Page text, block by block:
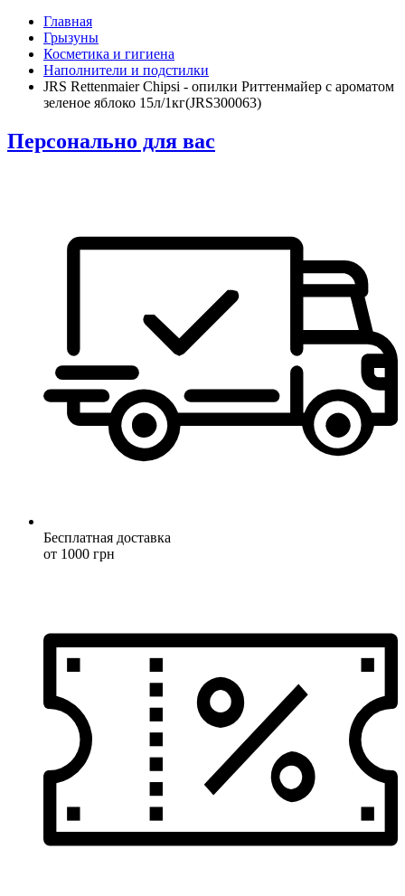
Главная
Грызуны
Косметика и гигиена
Наполнители и подстилки
JRS Rettenmaier Chipsi - опилки Риттенмайер с ароматом
зеленое яблоко 15л/1кг(JRS300063)
Персонально для вас
Бесплатная доставка
от 1000 грн